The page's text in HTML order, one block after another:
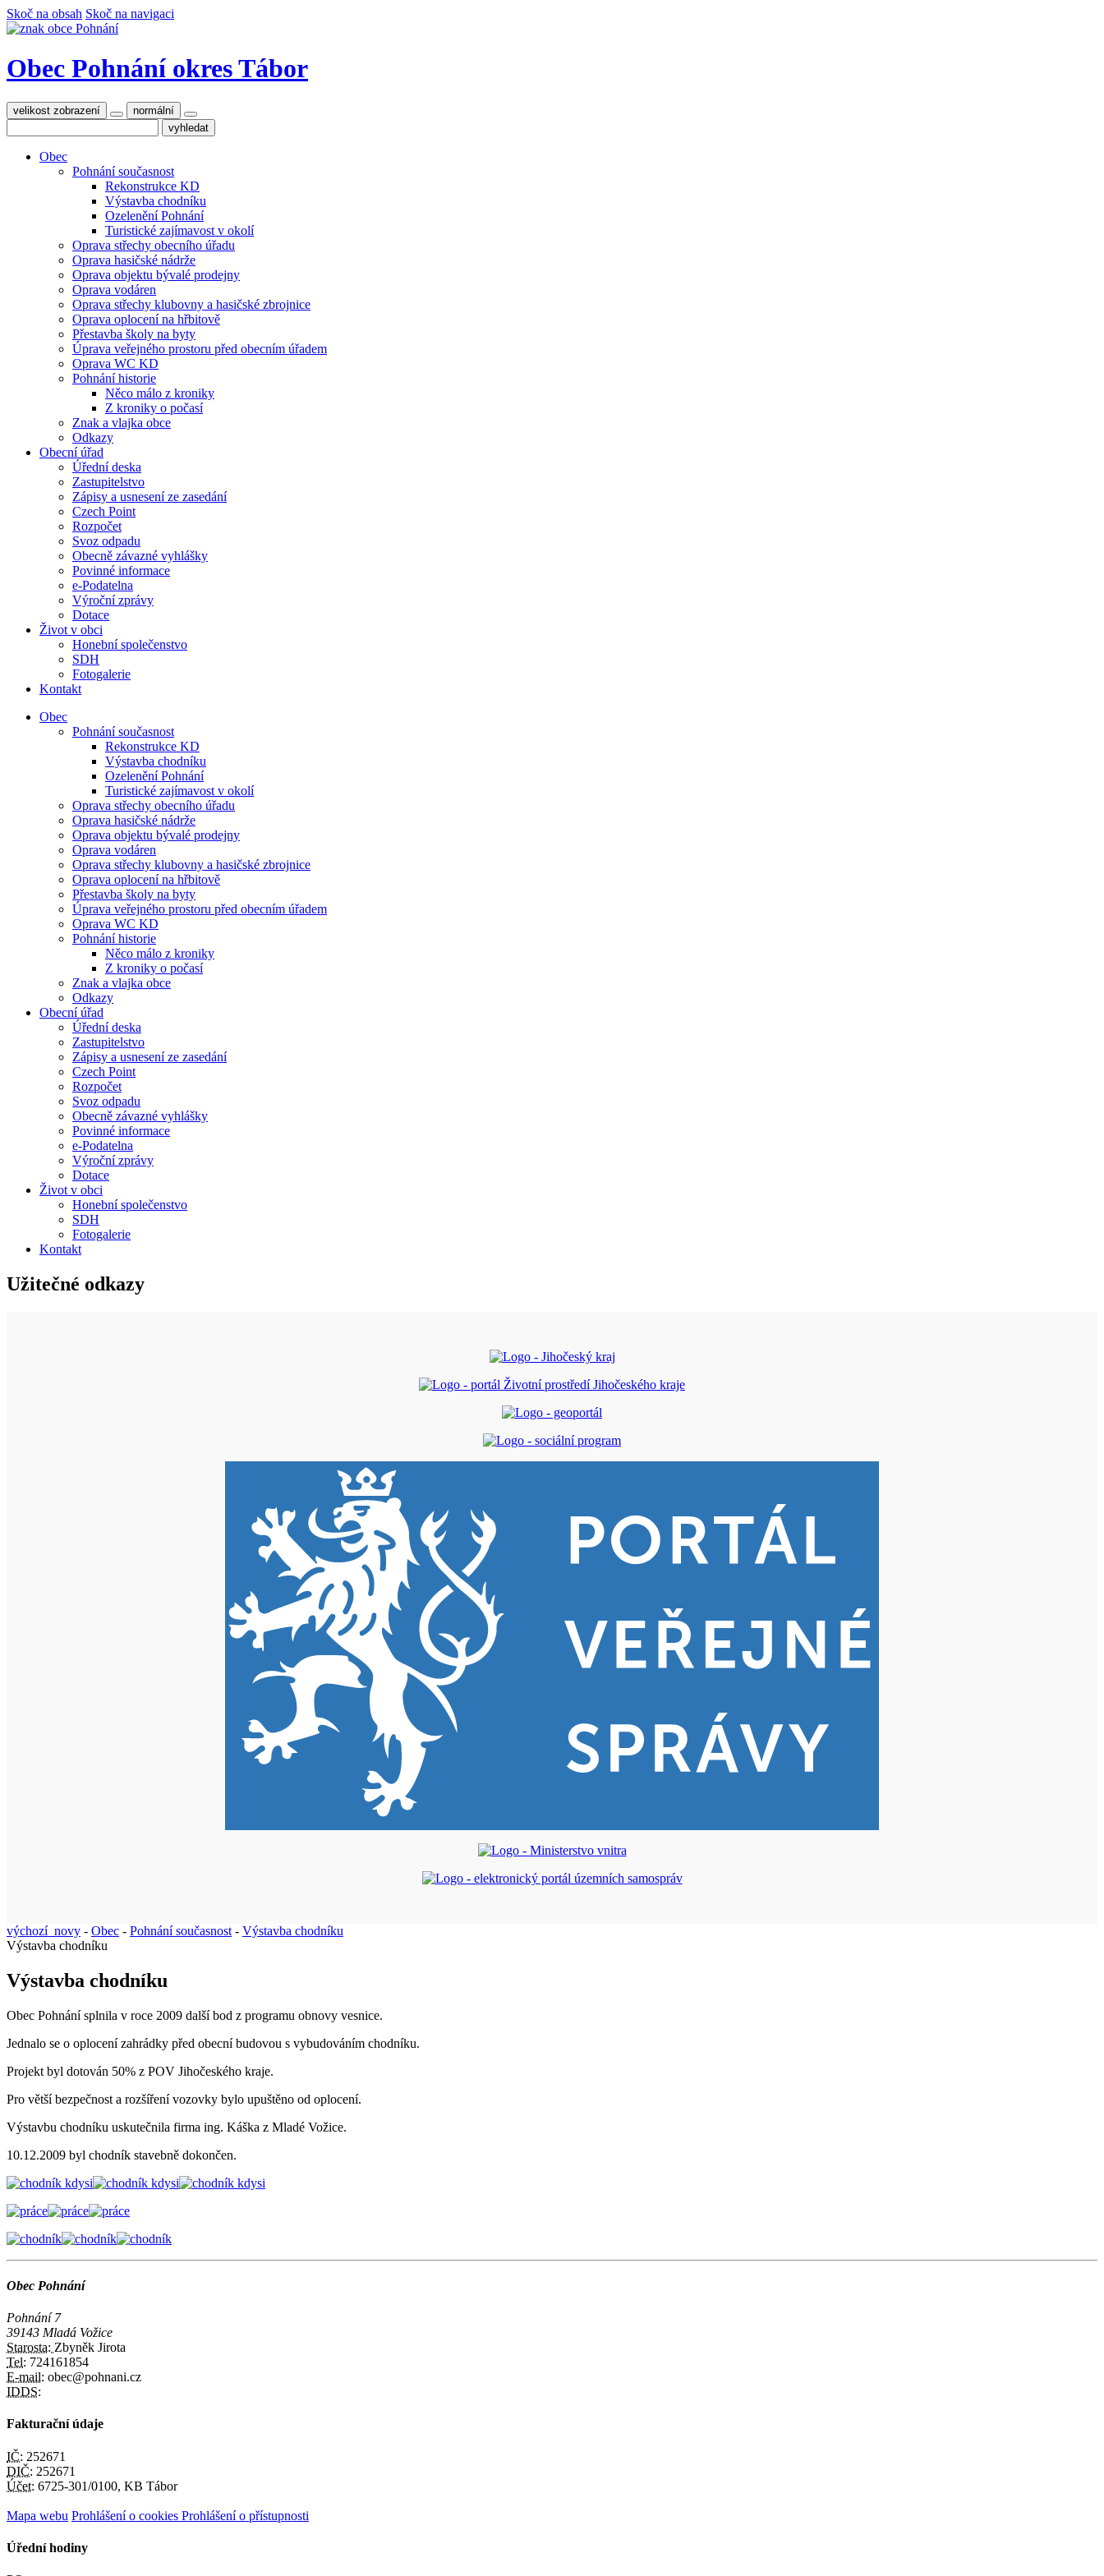
Skoč na obsah Skoč na navigaci
Obec Pohnání okres Tábor
velikost zobrazení normální
Obec
Pohnání současnost
Rekonstrukce KD
Výstavba chodníku
Ozelenění Pohnání
Turistické zajímavost v okolí
Oprava střechy obecního úřadu
Oprava hasičské nádrže
Oprava objektu bývalé prodejny
Oprava vodáren
Oprava střechy klubovny a hasičské zbrojnice
Oprava oplocení na hřbitově
Přestavba školy na byty
Úprava veřejného prostoru před obecním úřadem
Oprava WC KD
Pohnání historie
Něco málo z kroniky
Z kroniky o počasí
Znak a vlajka obce
Odkazy
Obecní úřad
Úřední deska
Zastupitelstvo
Zápisy a usnesení ze zasedání
Czech Point
Rozpočet
Svoz odpadu
Obecně závazné vyhlášky
Povinné informace
e-Podatelna
Výroční zprávy
Dotace
Život v obci
Honební společenstvo
SDH
Fotogalerie
Kontakt
Obec
Pohnání současnost
Rekonstrukce KD
Výstavba chodníku
Ozelenění Pohnání
Turistické zajímavost v okolí
Oprava střechy obecního úřadu
Oprava hasičské nádrže
Oprava objektu bývalé prodejny
Oprava vodáren
Oprava střechy klubovny a hasičské zbrojnice
Oprava oplocení na hřbitově
Přestavba školy na byty
Úprava veřejného prostoru před obecním úřadem
Oprava WC KD
Pohnání historie
Něco málo z kroniky
Z kroniky o počasí
Znak a vlajka obce
Odkazy
Obecní úřad
Úřední deska
Zastupitelstvo
Zápisy a usnesení ze zasedání
Czech Point
Rozpočet
Svoz odpadu
Obecně závazné vyhlášky
Povinné informace
e-Podatelna
Výroční zprávy
Dotace
Život v obci
Honební společenstvo
SDH
Fotogalerie
Kontakt
Užitečné odkazy
výchozí_novy - Obec - Pohnání současnost - Výstavba chodníku
Výstavba chodníku
Výstavba chodníku
Obec Pohnání splnila v roce 2009 další bod z programu obnovy vesnice.
Jednalo se o oplocení zahrádky před obecní budovou s vybudováním chodníku.
Projekt byl dotován 50% z POV Jihočeského kraje.
Pro větší bezpečnost a rozšíření vozovky bylo upuštěno od oplocení.
Výstavbu chodníku uskutečnila firma ing. Káška z Mladé Vožice.
10.12.2009 byl chodník stavebně dokončen.
Obec Pohnání
Pohnání 7
39143 Mladá Vožice
Starosta: Zbyněk Jirota
Tel: 724161854
E-mail: obec@pohnani.cz
IDDS:
Fakturační údaje
IČ: 252671
DIČ: 252671
Účet: 6725-301/0100, KB Tábor
Mapa webu Prohlášení o cookies Prohlášení o přístupnosti
Úřední hodiny